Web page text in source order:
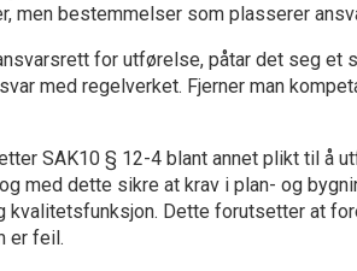
men bestemmelser som plasserer
for utførelse, påtar det seg
med regelverket. Fjerner man
SAK10 § 12-4 blant annet plikt til å
med dette sikre at krav i plan- og
kvalitetsfunksjon. Dette forutsetter at
er feil.